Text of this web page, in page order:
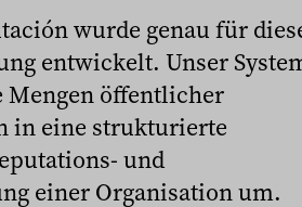
wurde genau für
entwickelt. Unser
Mengen öffentlicher
in eine strukturierte
und
einer Organisation um.